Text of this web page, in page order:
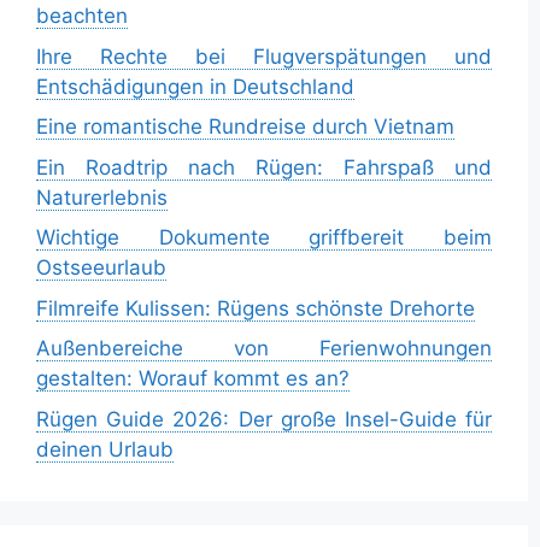
beachten
Ihre Rechte bei Flugverspätungen und
Entschädigungen in Deutschland
Eine romantische Rundreise durch Vietnam
Ein Roadtrip nach Rügen: Fahrspaß und
Naturerlebnis
Wichtige Dokumente griffbereit beim
Ostseeurlaub
Filmreife Kulissen: Rügens schönste Drehorte
Außenbereiche von Ferienwohnungen
gestalten: Worauf kommt es an?
Rügen Guide 2026: Der große Insel-Guide für
deinen Urlaub